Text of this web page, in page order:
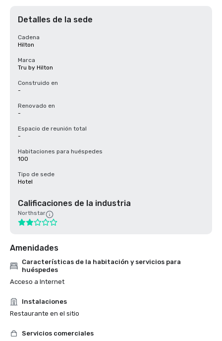
Detalles de la sede
Cadena
Hilton
Marca
Tru by Hilton
Construido en
-
Renovado en
-
Espacio de reunión total
-
Habitaciones para huéspedes
100
Tipo de sede
Hotel
Calificaciones de la industria
Northstar
Amenidades
Características de la habitación y servicios para
huéspedes
Acceso a Internet
Instalaciones
Restaurante en el sitio
Servicios comerciales